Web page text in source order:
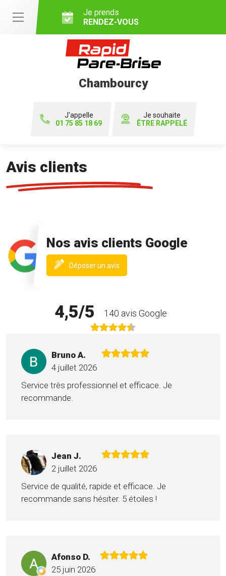
Je prends
RENDEZ-VOUS
Chambourcy
J'appelle
01 75 85 18 69
Je souhaite
ÊTRE RAPPELÉ
Avis clients
Nos avis clients Google
Déposer un avis
fenêtre)
4,5/5 140 avis Google
Bruno A.
4 juillet 2026
Service très professionnel et efficace. Je
recommande.
Jean J.
2 juillet 2026
Service de qualité, rapide et efficace. Je
recommande sans hésiter. 5 étoiles !
Afonso D.
25 juin 2026